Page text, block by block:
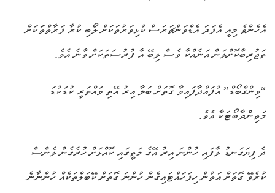
އެހެންވެ މިއީ އެފަދަ އެޑްވަންޗަރަސް ކުޅިވަރުތަކަށް ލޯބި ކުރާ ފަރާތްތަަކަށް
ތަޖުރިބާކޮށްލަން އަނެއްކާ ވެސް ލިބޭ އާ ފުރުސަތަކަށް ވާނެ އެވެ.
“ވިންގްބޯޑް” އުފައްދާފައިވާ ގޮތަށް ބަލާ އިރު އޭތި ވައްތަރީ ކުޑަކުޑަ
މަތިންދާބޯޓަކާ އެވެ.
ދެ ފިޔަގަނޑު ލާފައި ހުންނަ އިރު އޭގެ މަތީގައި ކޮއްޅަށް ހުރެގެން ލެންސް
ކުރެވޭ ގޮތަށް އަތުން ހިފަހައްޓައިގެން ހުންނަ ގޮތަށް ކޭބަލްތަކެއް ހުންނާނެ